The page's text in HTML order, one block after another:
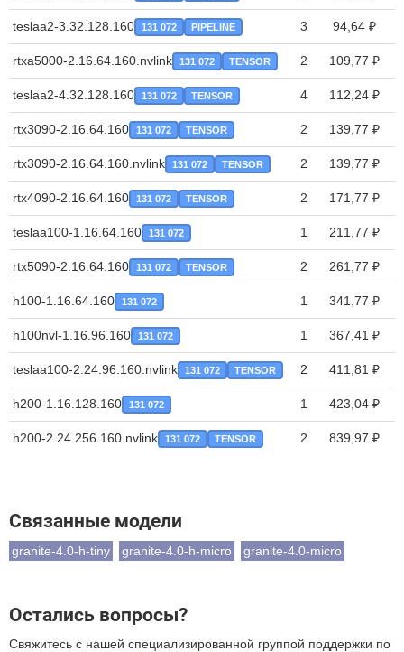
teslaa2-3.32.128.160 131 072 PIPELINE 3 94,64 ₽
rtxa5000-2.16.64.160.nvlink 131 072 TENSOR 2 109,77 ₽
teslaa2-4.32.128.160 131 072 TENSOR 4 112,24 ₽
rtx3090-2.16.64.160 131 072 TENSOR 2 139,77 ₽
rtx3090-2.16.64.160.nvlink 131 072 TENSOR 2 139,77 ₽
rtx4090-2.16.64.160 131 072 TENSOR 2 171,77 ₽
teslaa100-1.16.64.160 131 072 1 211,77 ₽
rtx5090-2.16.64.160 131 072 TENSOR 2 261,77 ₽
h100-1.16.64.160 131 072 1 341,77 ₽
h100nvl-1.16.96.160 131 072 1 367,41 ₽
teslaa100-2.24.96.160.nvlink 131 072 TENSOR 2 411,81 ₽
h200-1.16.128.160 131 072 1 423,04 ₽
h200-2.24.256.160.nvlink 131 072 TENSOR 2 839,97 ₽
Связанные модели
granite-4.0-h-tiny granite-4.0-h-micro granite-4.0-micro
Остались вопросы?
Свяжитесь с нашей специализированной группой поддержки по